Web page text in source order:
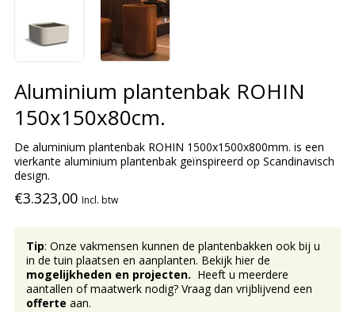
Aluminium plantenbak ROHIN
150x150x80cm.
De aluminium plantenbak ROHIN 1500x1500x800mm. is een
vierkante aluminium plantenbak geïnspireerd op Scandinavisch
design.
€3.323,00 Incl. btw
Tip: Onze vakmensen kunnen de plantenbakken ook bij u
in de tuin plaatsen en aanplanten. Bekijk hier de
mogelijkheden en projecten. Heeft u meerdere
aantallen of maatwerk nodig? Vraag dan vrijblijvend een
offerte aan.